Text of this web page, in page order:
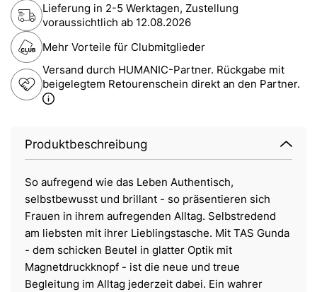
Lieferung in 2-5 Werktagen, Zustellung
voraussichtlich ab 12.08.2026
Mehr Vorteile für Clubmitglieder
Versand durch HUMANIC-Partner. Rückgabe mit
beigelegtem Retourenschein direkt an den Partner.
Produktbeschreibung
So aufregend wie das Leben Authentisch,
selbstbewusst und brillant - so präsentieren sich
Frauen in ihrem aufregenden Alltag. Selbstredend
am liebsten mit ihrer Lieblingstasche. Mit TAS Gunda
- dem schicken Beutel in glatter Optik mit
Magnetdruckknopf - ist die neue und treue
Begleitung im Alltag jederzeit dabei. Ein wahrer